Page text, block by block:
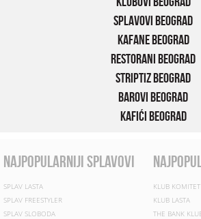
Splavovi Beograd
Kafane Beograd
Restorani Beograd
Striptiz Beograd
Barovi Beograd
Kafići Beograd
najpopularniji splavovi
SPLAV LASTA
SPLAV FREESTYLER
SPLAV SLOBODA
KLUB
KLUB LASTA
THE BANK